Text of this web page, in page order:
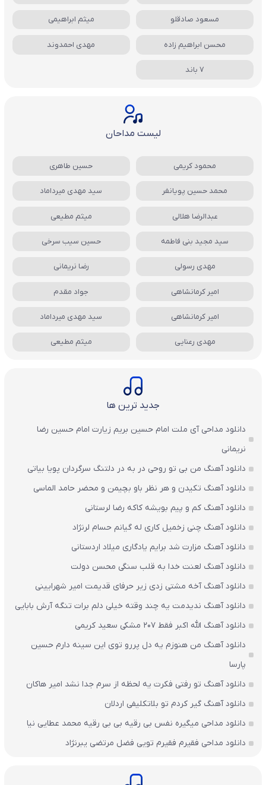
مسعود صادقلو میثم ابراهیمی
محسن ابراهیم زاده مهدی احمدوند
7 باند
لیست مداحان
محمود کریمی حسین طاهری
محمد حسین پویانفر سید مهدی میرداماد
عبدالرضا هلالی میثم مطیعی
سید مجید بنی فاطمه حسین سیب سرخی
مهدی رسولی رضا نریمانی
امیر کرمانشاهی جواد مقدم
امیر کرمانشاهی سید مهدی میرداماد
مهدی رعنایی میثم مطیعی
جدید ترین ها
دانلود مداحی آی ملت امام حسین بریم زیارت امام حسین رضا
نریمانی
دانلود آهنگ من بی تو روحی در به در دلتنگ سرگردان پویا بیاتی
دانلود آهنگ تکیدن و هر نظر باو بچیمن و محضر حامد الماسی
دانلود آهنگ کم و پیم بویشه کاکه رضا لرستانی
دانلود آهنگ چنی زخمیل کاری له گیانم حسام لرنژاد
دانلود آهنگ مزارت شد برایم یادگاری میلاد اردستانی
دانلود آهنگ لعنت خدا به قلب سنگی محسن دولت
دانلود آهنگ آخه مشتی زدی زیر حرفای قدیمت امیر شهرایینی
دانلود آهنگ ندیدمت یه چند وقته خیلی دلم برات تنگه آرش بابایی
دانلود آهنگ الله اکبر فقط 207 مشکی سعید کریمی
دانلود آهنگ من هنوزم یه دل پررو توی این سینه دارم حسین
پارسا
دانلود آهنگ تو رفتی فکرت یه لحظه از سرم جدا نشد امیر هاکان
دانلود آهنگ گیر کردم تو بلاتکلیفی اردلان
دانلود مداحی میگیره نفس بی رقیه بی بی رقیه محمد عطایی نیا
دانلود مداحی فقیرم فقیرم تویی فضل مرتضی یبرنژاد